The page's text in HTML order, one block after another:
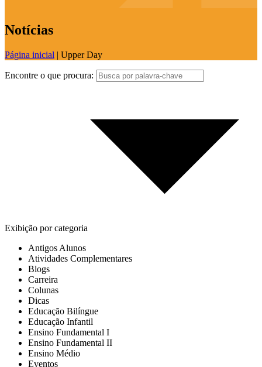
Notícias
Página inicial | Upper Day
Encontre o que procura:
Exibição por categoria
Antigos Alunos
Atividades Complementares
Blogs
Carreira
Colunas
Dicas
Educação Bilíngue
Educação Infantil
Ensino Fundamental I
Ensino Fundamental II
Ensino Médio
Eventos